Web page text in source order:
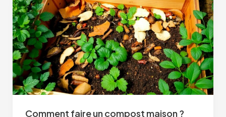
méthode
pour
tailler
mes
arbustes
?
Comment faire un compost maison ?